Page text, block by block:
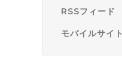
RSSフィード
モバイルサイト